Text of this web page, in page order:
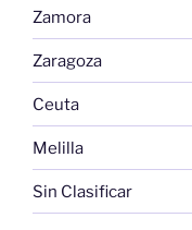
Zamora
Zaragoza
Ceuta
Melilla
Sin Clasificar